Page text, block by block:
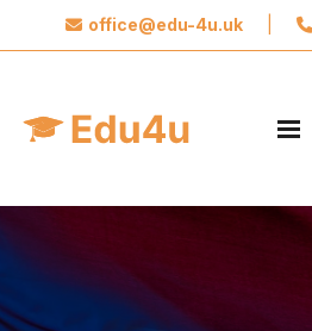
Ми обіцяємо не
Поділіться своєю
щоб ми могли зв’язатися
office@edu-4u.uk